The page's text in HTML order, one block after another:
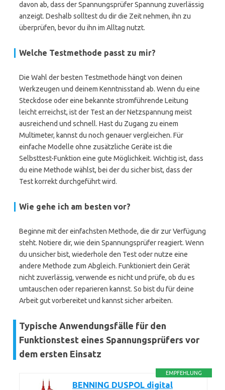
davon ab, dass der Spannungsprüfer Spannung zuverlässig
anzeigt. Deshalb solltest du dir die Zeit nehmen, ihn zu
überprüfen, bevor du ihn im Alltag nutzt.
Welche Testmethode passt zu mir?
Die Wahl der besten Testmethode hängt von deinen
Werkzeugen und deinem Kenntnisstand ab. Wenn du eine
Steckdose oder eine bekannte stromführende Leitung
leicht erreichst, ist der Test an der Netzspannung meist
ausreichend und schnell. Hast du Zugang zu einem
Multimeter, kannst du noch genauer vergleichen. Für
einfache Modelle ohne zusätzliche Geräte ist die
Selbsttest-Funktion eine gute Möglichkeit. Wichtig ist, dass
du eine Methode wählst, bei der du sicher bist, dass der
Test korrekt durchgeführt wird.
Wie gehe ich am besten vor?
Beginne mit der einfachsten Methode, die dir zur Verfügung
steht. Notiere dir, wie dein Spannungsprüfer reagiert. Wenn
du unsicher bist, wiederhole den Test oder nutze eine
andere Methode zum Abgleich. Funktioniert dein Gerät
nicht zuverlässig, verwende es nicht und prüfe, ob du es
umtauschen oder reparieren kannst. So bist du für deine
Arbeit gut vorbereitet und kannst sicher arbeiten.
Typische Anwendungsfälle für den
Funktionstest eines Spannungsprüfers vor
dem ersten Einsatz
EMPFEHLUNG
BENNING DUSPOL digital